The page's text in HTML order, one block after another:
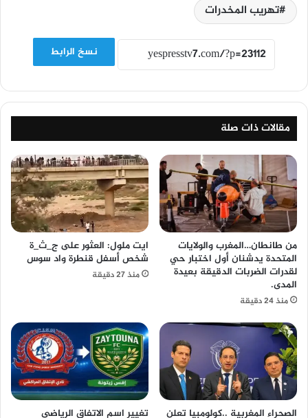
تهريب المخدرات
نسخ الرابط
مقالات ذات صلة
من طانطان…المغرب والولايات
المتحدة يدشنان أول اختبار حي
لقدرات الضربات الدقيقة بعيدة
المدى.
منذ 24 دقيقة
ايت ملول: العثور على ج_ث_ة
شخص أسفل قنطرة واد سوس
منذ 27 دقيقة
الصحراء المغربية ..كولومبيا تعلن
تغيير اسم الاتفاق الرياضي